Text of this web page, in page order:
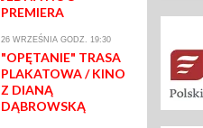
PREMIERA
26 WRZEŚNIA GODZ. 19:30
"OPĘTANIE" TRASA
PLAKATOWA / KINO
Z DIANĄ
DĄBROWSKĄ